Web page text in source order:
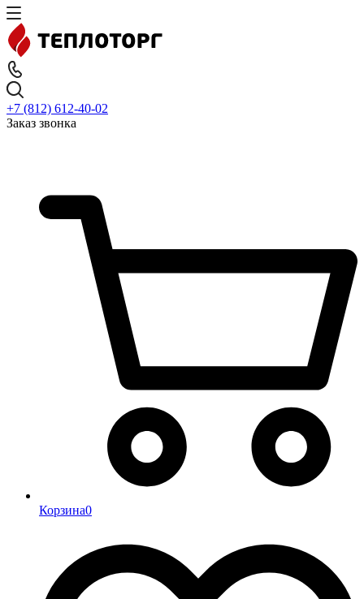
+7 (812) 612-40-02
Заказ звонка
Корзина0